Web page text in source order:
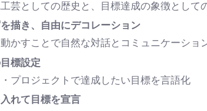
芸としての歴史と、目標達成の象徴として
描き、自由にデコレーション
かすことで自然な対話とコミュニケーショ
標設定
プロジェクトで達成したい目標を言語化
れて目標を宣言